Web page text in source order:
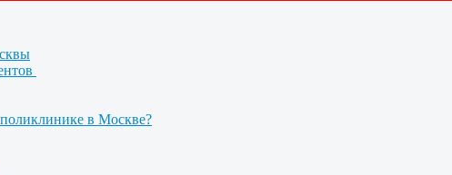
поликлинике в Москве?